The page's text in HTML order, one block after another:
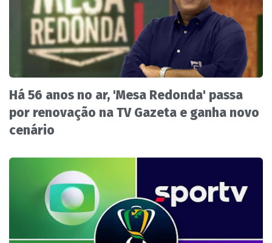
Há 56 anos no ar, 'Mesa Redonda' passa
por renovação na TV Gazeta e ganha novo
cenário